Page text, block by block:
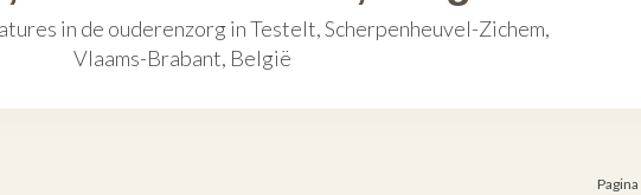
in de ouderenzorg in Testelt, Scherpenheuvel-Zichem,
Vlaams-Brabant, België
Pagina